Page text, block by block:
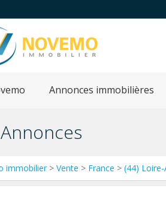
Annonces immobilières
immobilier> Vente > France > (44)